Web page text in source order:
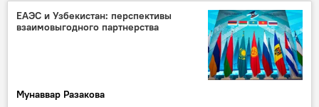
ЕАЭС и Узбекистан: перспективы
взаимовыгодного партнерства
Мунаввар Разакова